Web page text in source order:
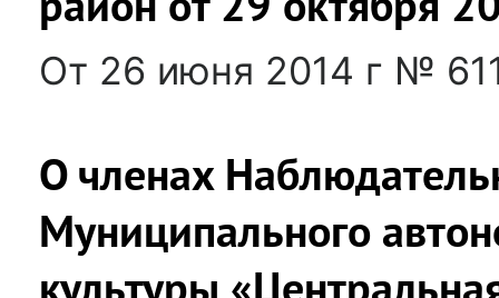
От 26 июня 2014 г №
О членах
Муниципального